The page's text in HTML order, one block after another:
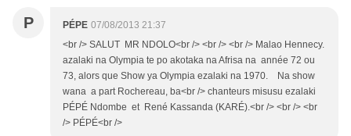
P PÉPE 07/08/2013 21:37
<br /> SALUT MR NDOLO<br /> <br /> <br /> Malao Hennecy.
azalaki na Olympia te po akotaka na Afrisa na année 72 ou
73, alors que Show ya Olympia ezalaki na 1970. Na show
wana a part Rochereau, ba<br /> chanteurs misusu ezalaki
PÉPÉ Ndombe et René Kassanda (KARÉ).<br /> <br /> <br
/> PÉPÉ<br />